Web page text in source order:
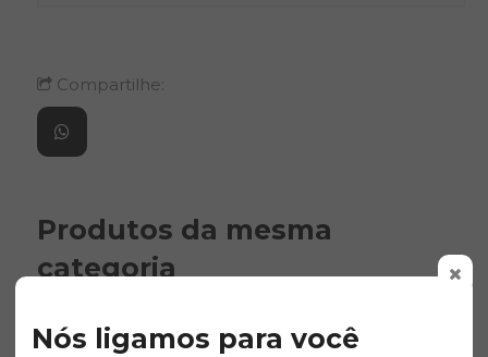
Compartilhe:
Produtos da mesma
categoria
Nós ligamos para você